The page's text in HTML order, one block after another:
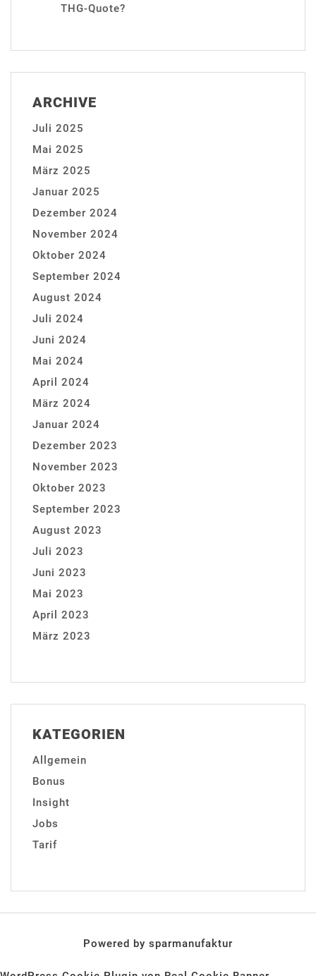
THG-Quote?
ARCHIVE
Juli 2025
Mai 2025
März 2025
Januar 2025
Dezember 2024
November 2024
Oktober 2024
September 2024
August 2024
Juli 2024
Juni 2024
Mai 2024
April 2024
März 2024
Januar 2024
Dezember 2023
November 2023
Oktober 2023
September 2023
August 2023
Juli 2023
Juni 2023
Mai 2023
April 2023
März 2023
KATEGORIEN
Allgemein
Bonus
Insight
Jobs
Tarif
Powered by sparmanufaktur